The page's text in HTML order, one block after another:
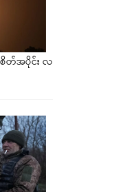
အစိတ်အပိုင်း လ